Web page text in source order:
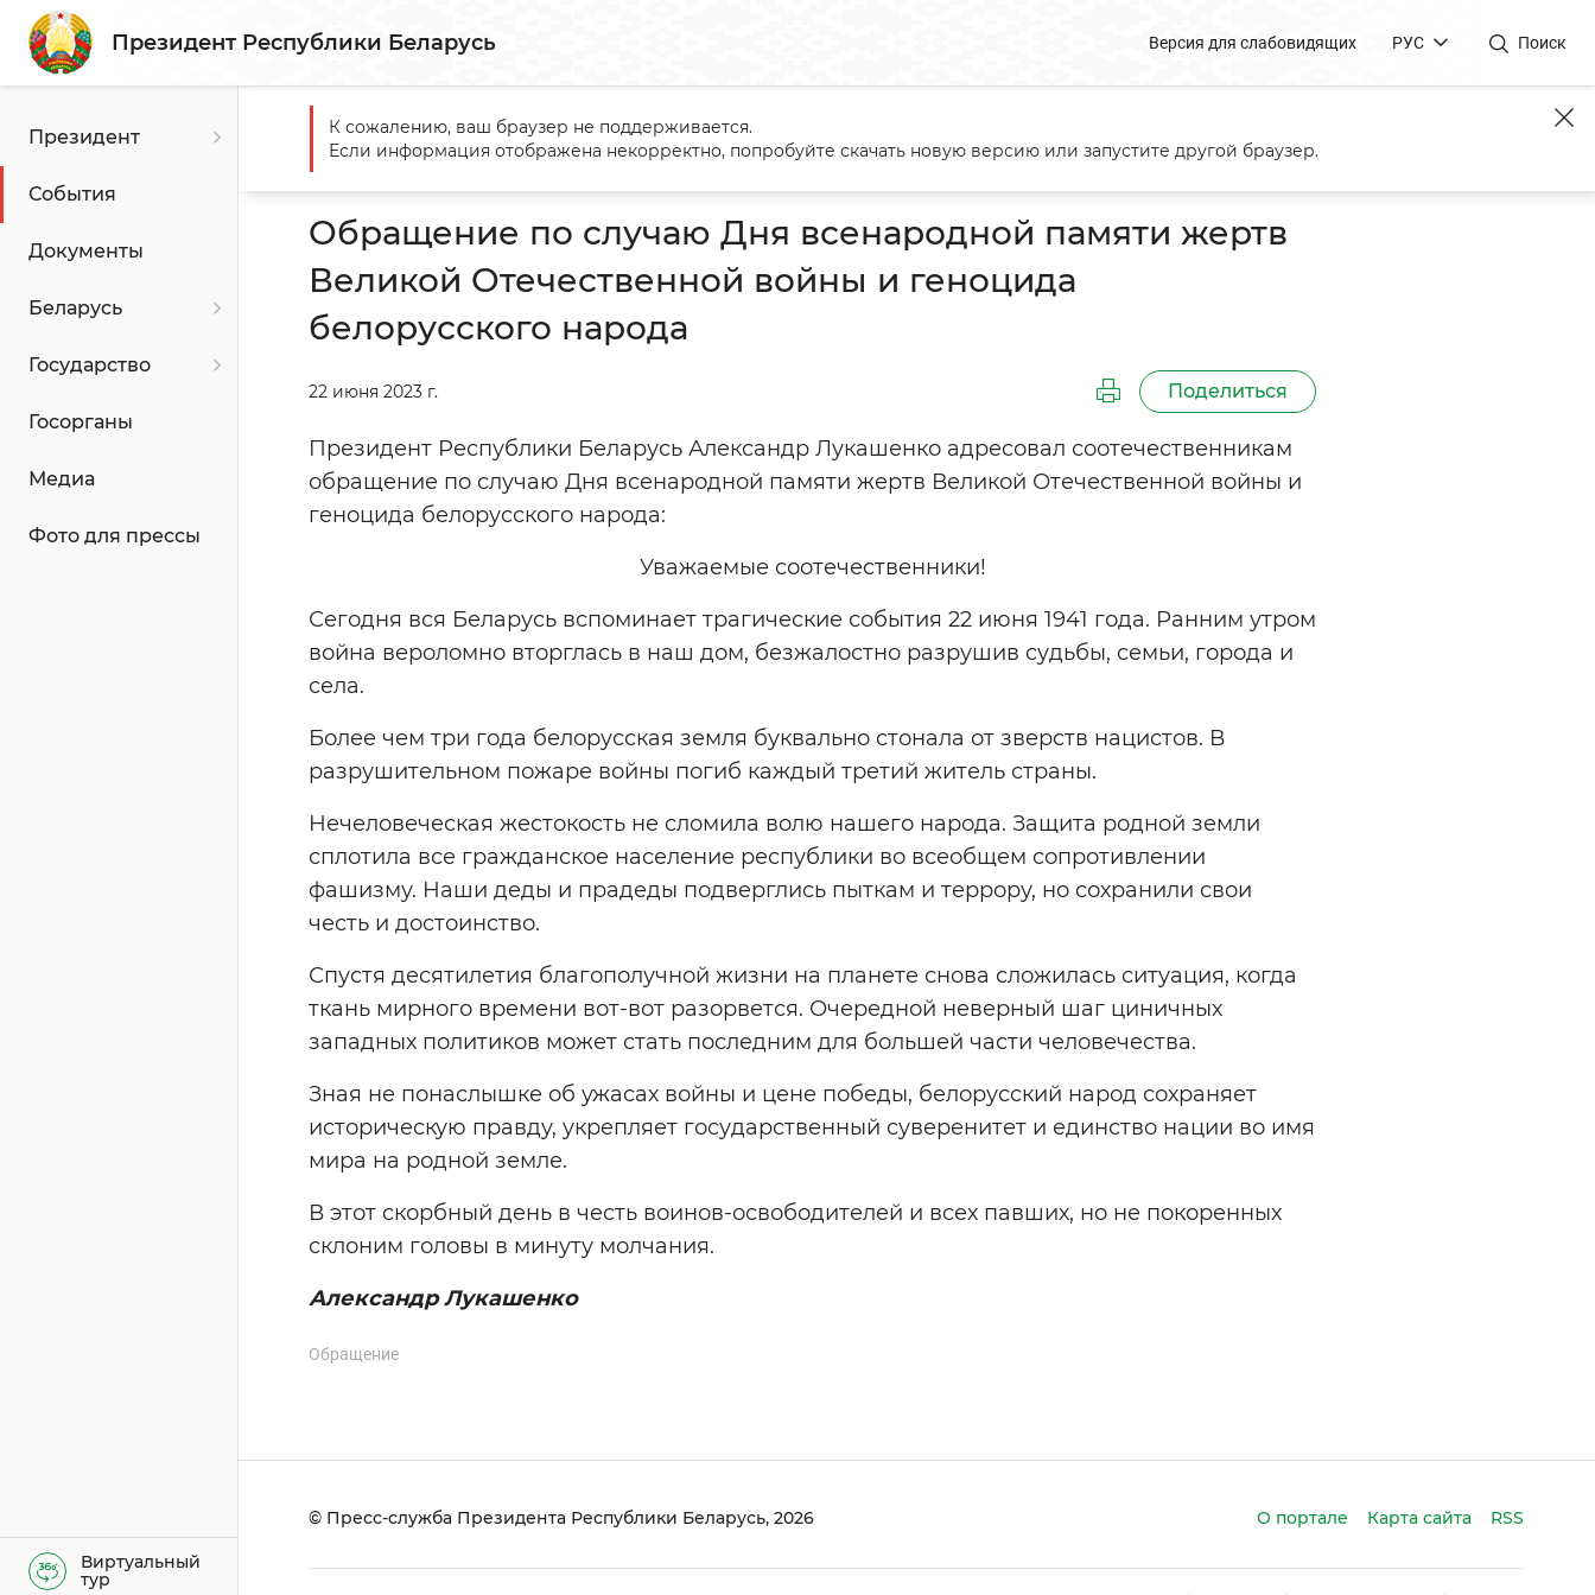
Президент Республики Беларусь Версия для слабовидящих РУС Поиск
Президент
События
Документы
Беларусь
Государство
Госорганы
Медиа
Фото для прессы
Виртуальный
тур
Главная События
Обращение по случаю Дня всенародной памяти жертв Великой Отечественной войны и геноцида
белорусского народа
Обращение по случаю Дня всенародной памяти жертв
Великой Отечественной войны и геноцида
белорусского народа
22 июня 2023 г. Поделиться
Президент Республики Беларусь Александр Лукашенко адресовал соотечественникам
обращение по случаю Дня всенародной памяти жертв Великой Отечественной войны и
геноцида белорусского народа:
Уважаемые соотечественники!
Сегодня вся Беларусь вспоминает трагические события 22 июня 1941 года. Ранним утром
война вероломно вторглась в наш дом, безжалостно разрушив судьбы, семьи, города и
села.
Более чем три года белорусская земля буквально стонала от зверств нацистов. В
разрушительном пожаре войны погиб каждый третий житель страны.
Нечеловеческая жестокость не сломила волю нашего народа. Защита родной земли
сплотила все гражданское население республики во всеобщем сопротивлении
фашизму. Наши деды и прадеды подверглись пыткам и террору, но сохранили свои
честь и достоинство.
Спустя десятилетия благополучной жизни на планете снова сложилась ситуация, когда
ткань мирного времени вот-вот разорвется. Очередной неверный шаг циничных
западных политиков может стать последним для большей части человечества.
Зная не понаслышке об ужасах войны и цене победы, белорусский народ сохраняет
историческую правду, укрепляет государственный суверенитет и единство нации во имя
мира на родной земле.
В этот скорбный день в честь воинов-освободителей и всех павших, но не покоренных
склоним головы в минуту молчания.
Александр Лукашенко
Обращение
© Пресс-служба Президента Республики Беларусь, 2026 О портале Карта сайта RSS
К сожалению, ваш браузер не поддерживается.
Если информация отображена некорректно, попробуйте скачать новую версию или запустите другой браузер.